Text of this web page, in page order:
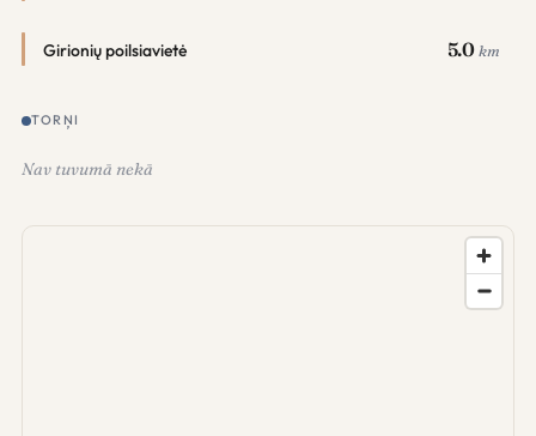
Girionių poilsiavietė 5.0 km
TORŅI
Nav tuvumā nekā